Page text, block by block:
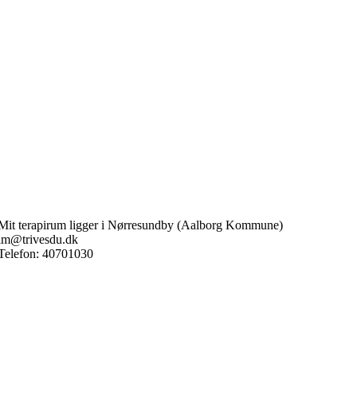
terapirum ligger i Nørresundby (Aalborg Kommune)
40701030